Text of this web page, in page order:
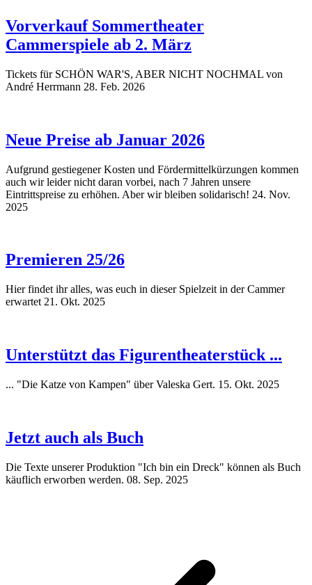
Vorverkauf Sommertheater
Cammerspiele ab 2. März
Tickets für SCHÖN WAR'S, ABER NICHT NOCHMAL von
André Herrmann 28. Feb. 2026
Neue Preise ab Januar 2026
Aufgrund gestiegener Kosten und Fördermittelkürzungen kommen
auch wir leider nicht daran vorbei, nach 7 Jahren unsere
Eintrittspreise zu erhöhen. Aber wir bleiben solidarisch! 24. Nov.
2025
Premieren 25/26
Hier findet ihr alles, was euch in dieser Spielzeit in der Cammer
erwartet 21. Okt. 2025
Unterstützt das Figurentheaterstück ...
... "Die Katze von Kampen" über Valeska Gert. 15. Okt. 2025
Jetzt auch als Buch
Die Texte unserer Produktion "Ich bin ein Dreck" können als Buch
käuflich erworben werden. 08. Sep. 2025